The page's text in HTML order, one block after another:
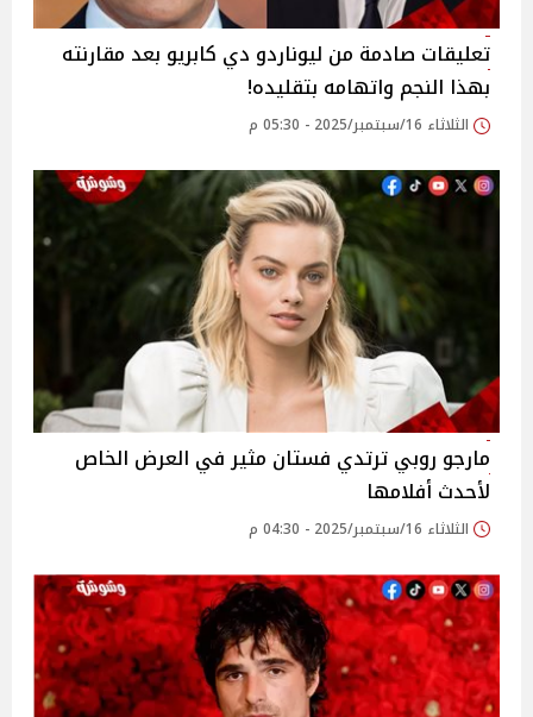
تعليقات صادمة من ليوناردو دي كابريو بعد مقارنته
بهذا النجم واتهامه بتقليده!
الثلاثاء 16/سبتمبر/2025 - 05:30 م
مارجو روبي ترتدي فستان مثير في العرض الخاص
لأحدث أفلامها
الثلاثاء 16/سبتمبر/2025 - 04:30 م